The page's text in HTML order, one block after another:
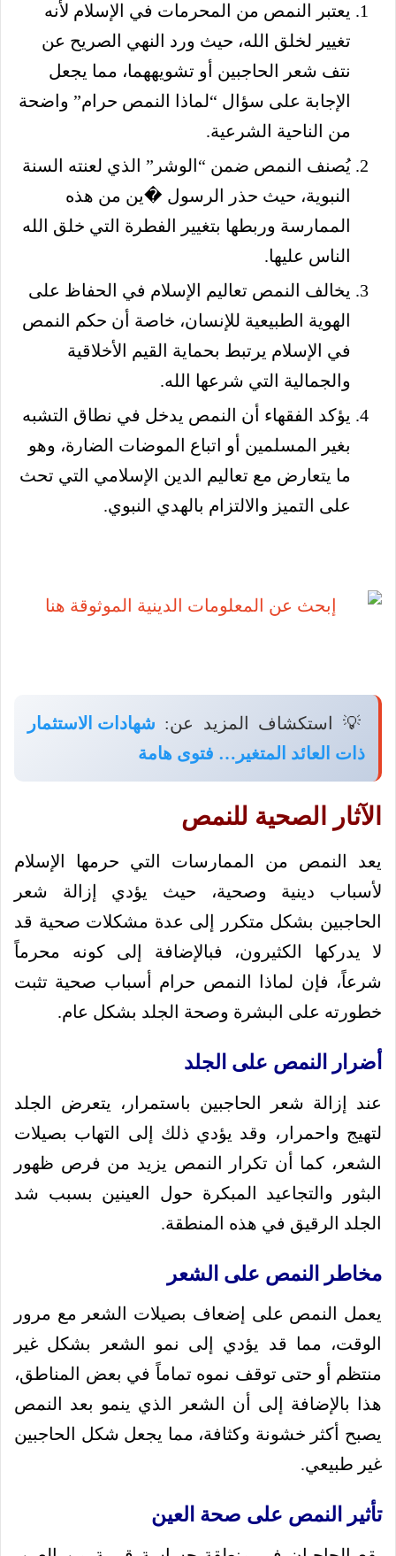
يعتبر النمص من المحرمات في الإسلام لأنه
تغيير لخلق الله، حيث ورد النهي الصريح عن
نتف شعر الحاجبين أو تشويههما، مما يجعل
الإجابة على سؤال “لماذا النمص حرام” واضحة
من الناحية الشرعية.
يُصنف النمص ضمن “الوشر” الذي لعنته السنة
النبوية، حيث حذر الرسول �ين من هذه
الممارسة وربطها بتغيير الفطرة التي خلق الله
الناس عليها.
يخالف النمص تعاليم الإسلام في الحفاظ على
الهوية الطبيعية للإنسان، خاصة أن حكم النمص
في الإسلام يرتبط بحماية القيم الأخلاقية
والجمالية التي شرعها الله.
يؤكد الفقهاء أن النمص يدخل في نطاق التشبه
بغير المسلمين أو اتباع الموضات الضارة، وهو
ما يتعارض مع تعاليم الدين الإسلامي التي تحث
على التميز والالتزام بالهدي النبوي.
💡 استكشاف المزيد عن: شهادات الاستثمار
ذات العائد المتغير… فتوى هامة
الآثار الصحية للنمص
يعد النمص من الممارسات التي حرمها الإسلام
لأسباب دينية وصحية، حيث يؤدي إزالة شعر
الحاجبين بشكل متكرر إلى عدة مشكلات صحية قد
لا يدركها الكثيرون، فبالإضافة إلى كونه محرماً
شرعاً، فإن لماذا النمص حرام أسباب صحية تثبت
خطورته على البشرة وصحة الجلد بشكل عام.
أضرار النمص على الجلد
عند إزالة شعر الحاجبين باستمرار، يتعرض الجلد
لتهيج واحمرار، وقد يؤدي ذلك إلى التهاب بصيلات
الشعر، كما أن تكرار النمص يزيد من فرص ظهور
البثور والتجاعيد المبكرة حول العينين بسبب شد
الجلد الرقيق في هذه المنطقة.
مخاطر النمص على الشعر
يعمل النمص على إضعاف بصيلات الشعر مع مرور
الوقت، مما قد يؤدي إلى نمو الشعر بشكل غير
منتظم أو حتى توقف نموه تماماً في بعض المناطق،
هذا بالإضافة إلى أن الشعر الذي ينمو بعد النمص
يصبح أكثر خشونة وكثافة، مما يجعل شكل الحاجبين
غير طبيعي.
تأثير النمص على صحة العين